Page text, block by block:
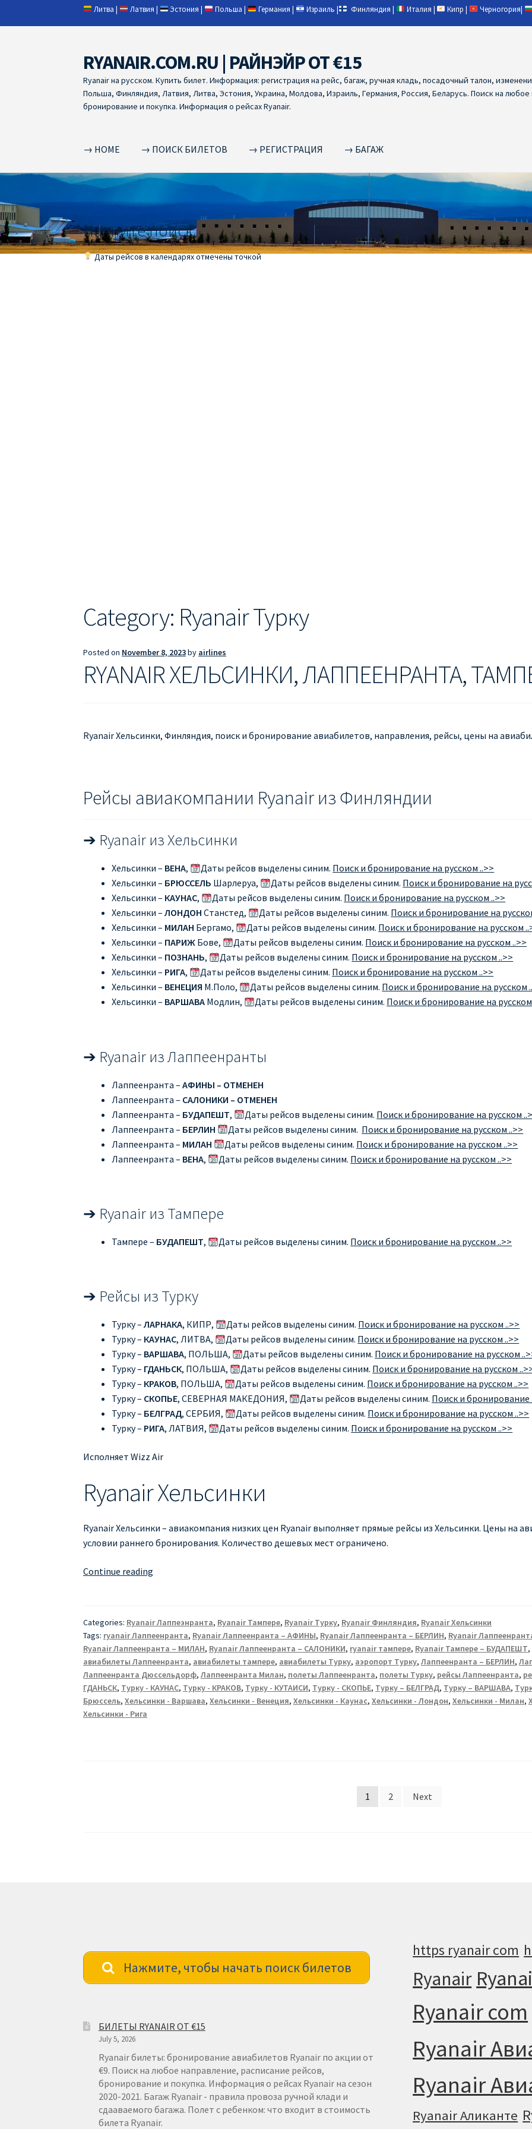
Литва | Латвия | Эстония | Польша | Германия | Израиль | Финляндия | Италия | Кипр | Черногория|
Skip
to
navigation
Skip
to
content
RYANAIR.COM.RU | РАЙНЭЙР ОТ €15
Ryanair на русском. Купить билет. Информация: регистрация на рейс, багаж, ручная кладь, посадочный талон,
Польша, Финляндия, Латвия, Литва, Эстония, Украина, Молдова, Израиль, Германия, Россия, Беларусь. Поиск на
бронирование и покупка. Информация о рейсах Ryanair.
→ HOME → ПОИСК БИЛЕТОВ → РЕГИСТРАЦИЯ → БАГАЖ
HomeRYANAIR | ПОИСК АВИАБИЛЕТОВ Ryanair ГерманияRyanair
RYANAIR ДОБАВИТЬ БАГАЖRyanair зміниRyanair из ВаршавыRyanair из Вильнюса Ryanair из Каунаса
RYANAIR ИЗ РИГИRyanair из СтокгольмаRYANAIR ИЗ ТАЛЛИНАRyanair из ТампереRYANAIR ИЗ ЧЕХИИ |
Информация по бронированию билетов Ryanair КАК НАЙТИ ДЕШЕВЫЙ БИЛЕТ
ПРАВИЛА РЕГИСТРАЦИИ ПРИЛОЖЕНИЕ RYANAIR НА РУССКОМ
Регистрация ребенка на рейс RYANAIR Рождественские
Начните поиск
Даты рейсов в календарях отмечены точкой
Category: Ryanair Турку
Posted on November 8, 2023by airlines
RYANAIR ХЕЛЬСИНКИ, ЛАППЕЕНРАНТА,
Ryanair Хельсинки, Финляндия, поиск и бронирование авиабилетов, направления, рейсы, цены на
Рейсы авиакомпании Ryanair из Финляндии
➔ Ryanair из Хельсинки
Хельсинки – ВЕНА, Даты рейсов выделены синим. Поиск и бронирование на русском ..>>
Хельсинки – БРЮССЕЛЬ Шарлеруа, Даты рейсов выделены синим. Поиск и бронирование на
Хельсинки – КАУНАС, Даты рейсов выделены синим. Поиск и бронирование на русском ..>>
Хельсинки –ЛОНДОН Станстед, Даты рейсов выделены синим. Поиск и бронирование на
Хельсинки – МИЛАН Бергамо, Даты рейсов выделены синим. Поиск и бронирование на русском
Хельсинки – ПАРИЖ Бове, Даты рейсов выделены синим. Поиск и бронирование на русском ..>>
Хельсинки – ПОЗНАНЬ, Даты рейсов выделены синим. Поиск и бронирование на русском ..>>
Хельсинки – РИГА, Даты рейсов выделены синим. Поиск и бронирование на русском ..>>
Хельсинки – ВЕНЕЦИЯ М.Поло, Даты рейсов выделены синим. Поиск и бронирование на русском
Хельсинки – ВАРШАВА Модлин, Даты рейсов выделены синим. Поиск и бронирование на
➔ Ryanair из Лаппеенранты
Лаппеенранта –АФИНЫ – ОТМЕНЕН
Лаппеенранта – САЛОНИКИ – ОТМЕНЕН
Лаппеенранта – БУДАПЕШТ, Даты рейсов выделены синим. Поиск и бронирование на русском
Лаппеенранта – БЕРЛИН Даты рейсов выделены синим. Поиск и бронирование на русском ..>>
Лаппеенранта – МИЛАН Даты рейсов выделены синим. Поиск и бронирование на русском ..>>
Лаппеенранта – ВЕНА, Даты рейсов выделены синим. Поиск и бронирование на русском ..>>
➔ Ryanair из Тампере
Тампере – БУДАПЕШТ, Даты рейсов выделены синим. Поиск и бронирование на русском ..>>
➔ Рейсы из Турку
Турку –ЛАРНАКА, КИПР, Даты рейсов выделены синим. Поиск и бронирование на русском ..>>
Турку – КАУНАС, ЛИТВА, Даты рейсов выделены синим. Поиск и бронирование на русском ..>>
Турку – ВАРШАВА, ПОЛЬША, Даты рейсов выделены синим. Поиск и бронирование на русском
Турку – ГДАНЬСК, ПОЛЬША, Даты рейсов выделены синим. Поиск и бронирование на русском
Турку – КРАКОВ, ПОЛЬША, Даты рейсов выделены синим. Поиск и бронирование на русском ..>>
Турку – СКОПЬЕ, СЕВЕРНАЯ МАКЕДОНИЯ, Даты рейсов выделены синим. Поиск и бронирование
Турку – БЕЛГРАД, СЕРБИЯ, Даты рейсов выделены синим. Поиск и бронирование на русском ..>>
Турку – РИГА, ЛАТВИЯ, Даты рейсов выделены синим. Поиск и бронирование на русском ..>>
Исполняет Wizz Air
Ryanair Хельсинки
Ryanair Хельсинки – авиакомпания низких цен Ryanair выполняет прямые рейсы из Хельсинки. Цены на
условии раннего бронирования. Количество дешевых мест ограничено.
Continue reading
Categories: Ryanair Лаппеэнранта, Ryanair Тампере, Ryanair Турку, Ryanair Финляндия, Ryanair Хельсинки
Tags: ryanair Лаппеенранта, Ryanair Лаппеенранта – АФИНЫ, Ryanair Лаппеенранта – БЕРЛИН, Ryanair
Ryanair Лаппеенранта – МИЛАН, Ryanair Лаппеенранта – САЛОНИКИ, ryanair тампере, Ryanair Тампере – БУДАПЕШТ,
авиабилеты Лаппеенранта, авиабилеты тампере, авиабилеты Турку, аэропорт Турку,Лаппеенранта – БЕРЛИН,
Лаппеенранта Дюссельдорф,Лаппеенранта Милан, полеты Лаппеенранта, полеты Турку, рейсы Лаппеенранта,
ГДАНЬСК, Турку - КАУНАС, Турку - КРАКОВ, Турку - КУТАИСИ, Турку - СКОПЬЕ, Турку – БЕЛГРАД, Турку – ВАРШАВА,
Брюссель,Хельсинки - Варшава,Хельсинки - Венеция,Хельсинки - Каунас,Хельсинки - Лондон,Хельсинки - Милан,
Хельсинки - Рига
1 2 Next
Нажмите, чтобы начать поиск билетов
БИЛЕТЫ RYANAIR ОТ €15
July 5, 2026
Ryanair билеты: бронирование авиабилетов Ryanair по акции от
€9. Поиск на любое направление, расписание рейсов,
бронирование и покупка. Информация о рейсах Ryanair на сезон
2020-2021. Багаж Ryanair - правила провоза ручной клади и
сдааваемого багажа. Полет с ребенком: что входит в стоимость
билета Ryanair.
https ryanair com
Ryanair
Ryanair com
Ryanair
Ryanair
Ryanair Аликанте